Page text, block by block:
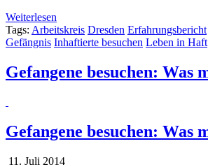
Weiterlesen
Tags: Arbeitskreis Dresden Erfahrungsbericht
Gefängnis Inhaftierte besuchen Leben in Haft
Gefangene besuchen: Was
Gefangene besuchen: Was
11. Juli 2014